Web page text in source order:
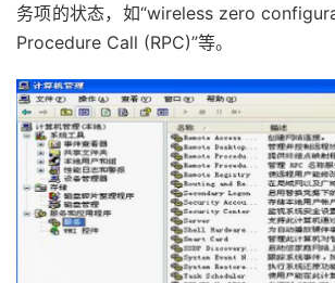
务项的状态，如“wireless zero
Procedure Call (RPC)”等。